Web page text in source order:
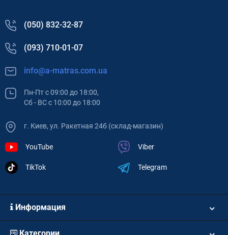
(050) 832-32-87
(093) 710-01-07
info@a-matras.com.ua
Пн-Пт с 09:00 до 18:00,
Сб - ВС с 10:00 до 18:00
г. Киев, ул. Ракетная 24б (склад-магазин)
YouTube
TikTok
Viber
Telegram
Информация